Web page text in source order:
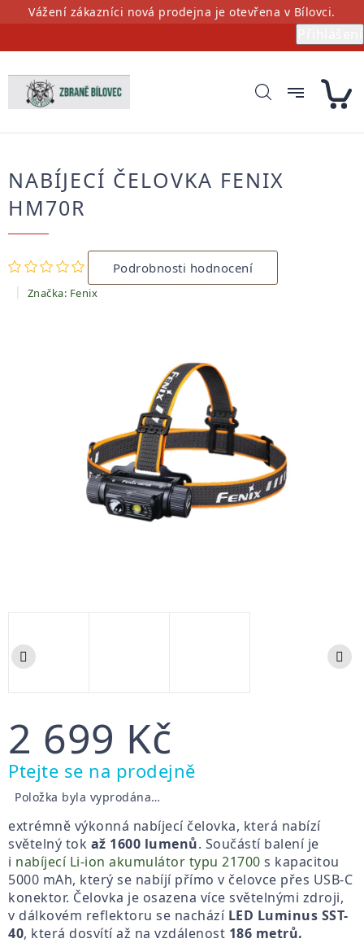
PřejítVážení zákazníci nová prodejna je otevřena v Bílovci.
NABÍJECÍ ČELOVKA FENIX
HM70R
Průměrné
hodnocení
produktu
je
Podrobnosti hodnocení
Značka: Fenix
2 699 Kč
Měrná
cena:
Ptejte se na prodejně
Položka byla vyprodána…
extrémně výkonná nabíjecí čelovka, která nabízí
světelný tok až 1600 lumenů. Součástí balení je
i nabíjecí Li-ion akumulátor typu 21700 s kapacitou
5000 mAh, který se nabíjí přímo v čelovce přes USB-C
konektor. Čelovka je osazena více světelnými zdroji,
v dálkovém reflektoru se nachází LED Luminus SST-
40, která dosvítí až na vzdálenost 186 metrů.